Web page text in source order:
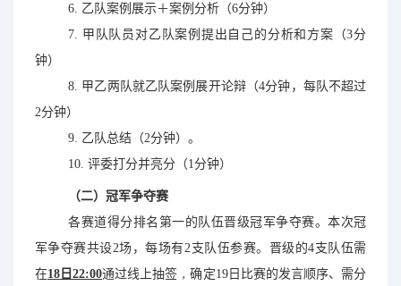
6. 乙 队案例展示＋案例分析（6分钟）
7. 甲 队队员对乙队案例提出自己的分析和方案（3分
钟）
8. 甲乙两队就乙队案例展开论辩（4分钟 ，每队不超过
2分钟）
9. 乙 队总结（2分钟）。
10. 评委打分并亮分（1分钟）
（二）冠军争夺赛
各赛道得分排名第一的队伍晋级冠军争夺赛。本次冠
军争夺赛共设2场，每场有2支 队伍参赛。晋级的4支 队伍需
在18日22:00通过线上抽签 ，确定19日比赛的发言顺序、需分